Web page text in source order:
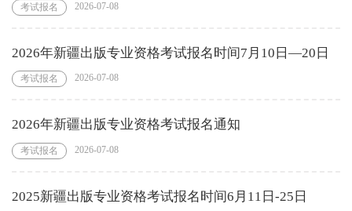
考试报名 2026-07-08
2026年新疆出版专业资格考试报名时间7月10日—20日
考试报名 2026-07-08
2026年新疆出版专业资格考试报名通知
考试报名 2026-07-08
2025新疆出版专业资格考试报名时间6月11日-25日